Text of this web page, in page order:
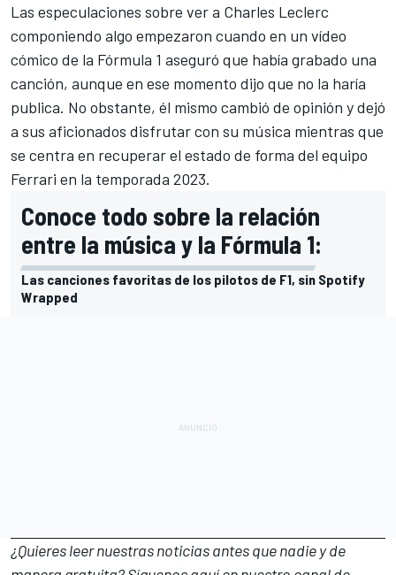
Las especulaciones sobre ver a Charles Leclerc
componiendo algo empezaron cuando en un vídeo
cómico de la Fórmula 1 aseguró que había grabado una
canción, aunque en ese momento dijo que no la haría
publica. No obstante, él mismo cambió de opinión y dejó
a sus aficionados disfrutar con su música mientras que
se centra en recuperar el estado de forma del equipo
Ferrari en la temporada 2023.
Conoce todo sobre la relación
entre la música y la Fórmula 1:
Las canciones favoritas de los pilotos de F1, sin Spotify
Wrapped
¿Quieres leer nuestras noticias antes que nadie y de